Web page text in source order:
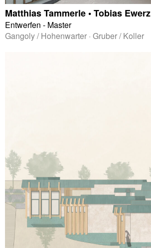
Matthias Tammerle • Tobias Ewerz
Entwerfen - Master
Gangoly / Hohenwarter · Gruber / Koller